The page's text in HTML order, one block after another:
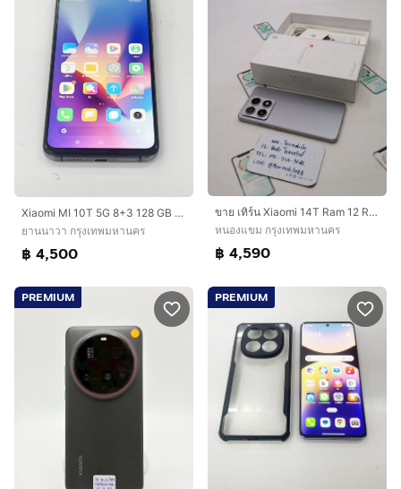
Xiaomi MI 10T 5G 8+3 128 GB สภาพสวย สแกนได้ แบตนาน ราคาถูกใจ
ยานนาวา กรุงเทพมหานคร
฿ 4,500
ขาย เทิร์น Xiaomi 14T Ram 12 Rom 256 ศูนย์ไทย ขายตามสภาพ อุปกรณ์ครบยกกล่อง ถูกๆ เพียง 4,590 บาท เท่านั้น ครับ
หนองแขม กรุงเทพมหานคร
฿ 4,590
PREMIUM PREMIUM